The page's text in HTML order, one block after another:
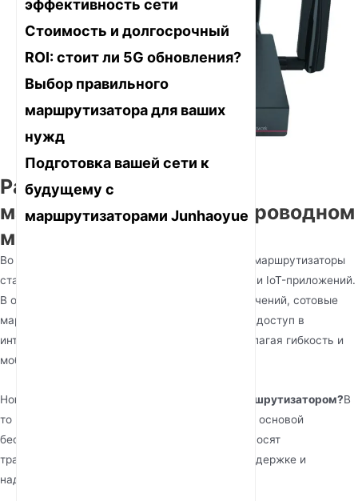
эффективность сети
Стоимость и долгосрочный
ROI: стоит ли 5G обновления?
Выбор правильного
маршрутизатора для ваших
нужд
Подготовка вашей сети к
будущему с
маршрутизаторами Junhaoyue
Расцвет сотовых
маршрутизаторов в беспроводном
мире
Во все более взаимосвязанном мире сотовые маршрутизаторы
стали незаменимыми для домов, предприятий и IoT-приложений.
В отличие от традиционных проводных подключений, сотовые
маршрутизаторы обеспечивают беспроводной доступ в
интернет, используя сети 4G LTE или 5G, предлагая гибкость и
мобильность.
Нов чем разница между 4G и 5G сотовым маршрутизатором?В
то время как 4G маршрутизаторы годами были основой
беспроводной связи, 5G маршрутизаторы приносят
трансформационные улучшения в скорости, задержке и
надежности.